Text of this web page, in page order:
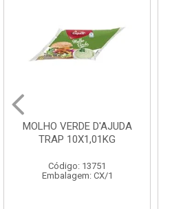
MOLHO VERDE D'AJUDA
TRAP 10X1,01KG
Código: 13751
Embalagem: CX/1